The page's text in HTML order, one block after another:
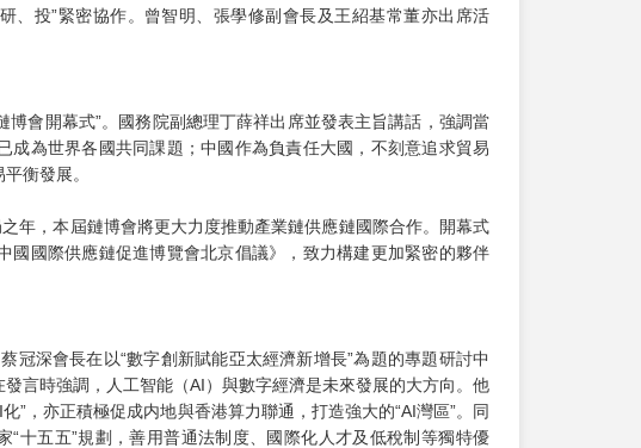
、投”緊密協作。曾智明、張學修副會長及王紹基常董亦出席活
會開幕式”。國務院副總理丁薛祥出席並發表主旨講話，強調當
為世界各國共同課題；中國作為負責任大國，不刻意追求貿易
衡發展。
年，本屆鏈博會將更大力度推動產業鏈供應鏈國際合作。開幕式
國國際供應鏈促進博覽會北京倡議》，致力構建更加緊密的夥伴
冠深會長在以“數字創新賦能亞太經濟新增長”為題的專題研討中
言時強調，人工智能（AI）與數字經濟是未來發展的大方向。他
”，亦正積極促成内地與香港算力聯通，打造強大的“AI灣區”。同
十五五”規劃，善用普通法制度、國際化人才及低稅制等獨特優